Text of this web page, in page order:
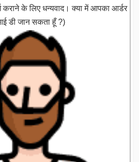
कराने के लिए धन्यवाद। क्या में आपका आर्डर
डी जान सकता हूँ ?)